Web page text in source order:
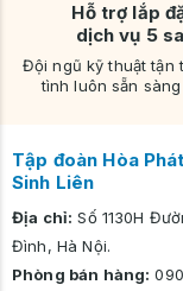
Hỗ trợ lắp
dịch vụ 5
Đội ngũ kỹ thuật tận
tình luôn sẵn
Tập đoàn Hòa
Sinh Liên
Địa chỉ: Số 1130H
Đình, Hà Nội.
Phòng bán hàng: